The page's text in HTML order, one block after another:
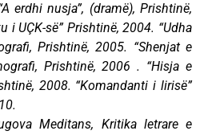
erdhi nusja”, (dramë), Prishtinë,
i UÇK-së” Prishtinë, 2004. “Udha
Prishtinë, 2005. “Shenjat e
Prishtinë, 2006 . “Hisja e
2008. “Komandanti i lirisë”
Meditans, Kritika letrare e